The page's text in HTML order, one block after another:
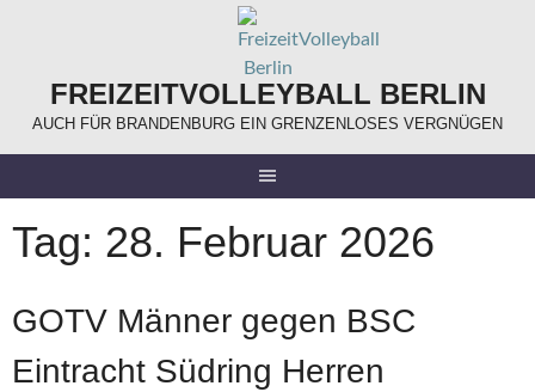
FREIZEITVOLLEYBALL BERLIN
AUCH FÜR BRANDENBURG EIN GRENZENLOSES VERGNÜGEN
Tag: 28. Februar 2026
GOTV Männer gegen BSC
Eintracht Südring Herren